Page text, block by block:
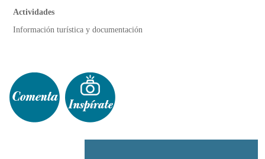
Actividades
Información turística y documentación